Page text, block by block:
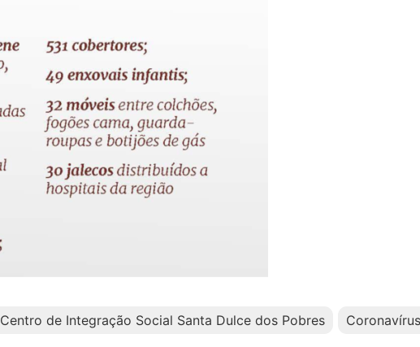
Centro de Integração Social Santa Dulce dos Pobres
Coronavírus